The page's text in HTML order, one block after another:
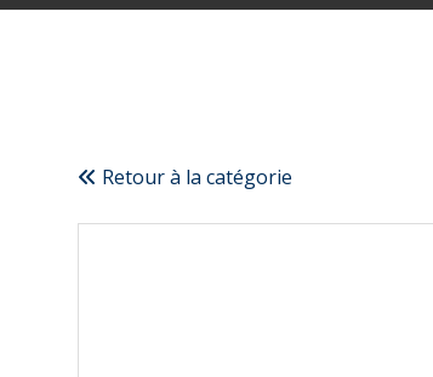
Retour à la catégorie